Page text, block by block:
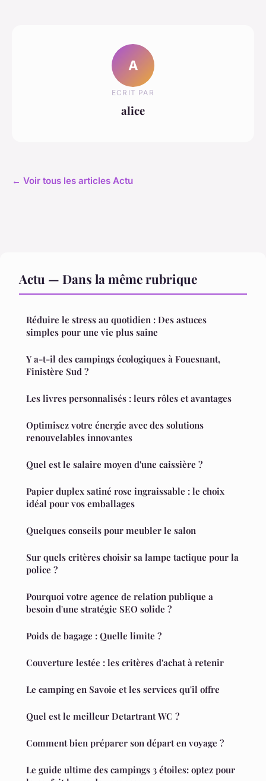
A
ECRIT PAR
alice
← Voir tous les articles Actu
Actu — Dans la même rubrique
Réduire le stress au quotidien : Des astuces
simples pour une vie plus saine
Y a-t-il des campings écologiques à Fouesnant,
Finistère Sud ?
Les livres personnalisés : leurs rôles et avantages
Optimisez votre énergie avec des solutions
renouvelables innovantes
Quel est le salaire moyen d'une caissière ?
Papier duplex satiné rose ingraissable : le choix
idéal pour vos emballages
Quelques conseils pour meubler le salon
Sur quels critères choisir sa lampe tactique pour la
police ?
Pourquoi votre agence de relation publique a
besoin d'une stratégie SEO solide ?
Poids de bagage : Quelle limite ?
Couverture lestée : les critères d'achat à retenir
Le camping en Savoie et les services qu'il offre
Quel est le meilleur Detartrant WC ?
Comment bien préparer son départ en voyage ?
Le guide ultime des campings 3 étoiles: optez pour